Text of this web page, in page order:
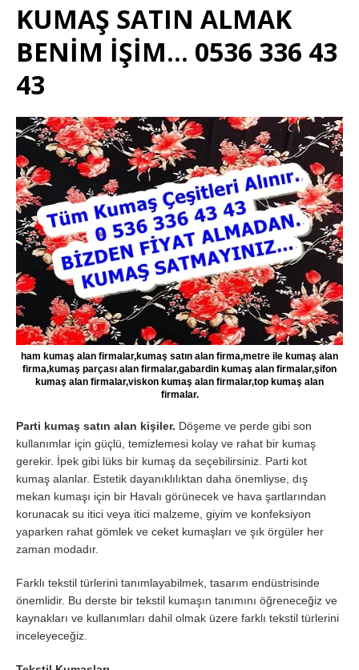
KUMAŞ SATIN ALMAK
BENİM İŞİM… 0536 336 43
43
ham kumaş alan firmalar,kumaş satın alan firma,metre ile kumaş alan
firma,kumaş parçası alan firmalar,gabardin kumaş alan firmalar,şifon
kumaş alan firmalar,viskon kumaş alan firmalar,top kumaş alan
firmalar.
Parti kumaş satın alan kişiler. Döşeme ve perde gibi son
kullanımlar için güçlü, temizlemesi kolay ve rahat bir kumaş
gerekir. İpek gibi lüks bir kumaş da seçebilirsiniz. Parti kot
kumaş alanlar. Estetik dayanıklılıktan daha önemliyse, dış
mekan kumaşı için bir Havalı görünecek ve hava şartlarından
korunacak su itici veya itici malzeme, giyim ve konfeksiyon
yaparken rahat gömlek ve ceket kumaşları ve şık örgüler her
zaman modadır.
Farklı tekstil türlerini tanımlayabilmek, tasarım endüstrisinde
önemlidir. Bu derste bir tekstil kumaşın tanımını öğreneceğiz ve
kaynakları ve kullanımları dahil olmak üzere farklı tekstil türlerini
inceleyeceğiz.